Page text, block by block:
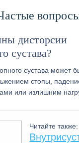
дисторсии
сустава?
сустава может
стопы,
или излишним
Читайте также: